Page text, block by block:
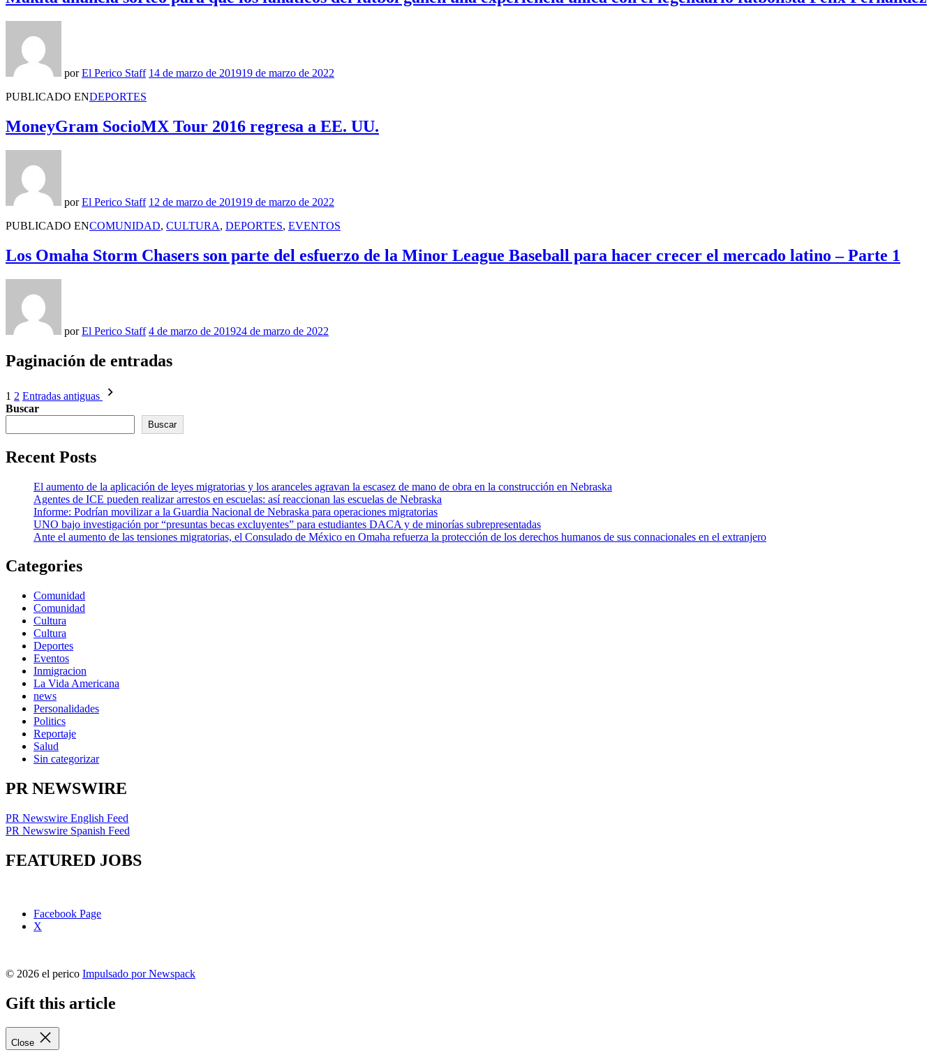
por El Perico Staff 14 de marzo de 201919 de marzo de 2022
PUBLICADO ENDEPORTES
MoneyGram SocioMX Tour 2016 regresa a EE. UU.
por El Perico Staff 12 de marzo de 201919 de marzo de 2022
PUBLICADO ENCOMUNIDAD, CULTURA, DEPORTES, EVENTOS
Los Omaha Storm Chasers son parte del esfuerzo de la Minor League Baseball para hacer crecer el mercado latino – Parte 1
por El Perico Staff 4 de marzo de 201924 de marzo de 2022
Paginación de entradas
1 2 Entradas antiguas
Buscar
Buscar
Recent Posts
El aumento de la aplicación de leyes migratorias y los aranceles agravan la escasez de mano de obra en la construcción en Nebraska
Agentes de ICE pueden realizar arrestos en escuelas: así reaccionan las escuelas de Nebraska
Informe: Podrían movilizar a la Guardia Nacional de Nebraska para operaciones migratorias
UNO bajo investigación por “presuntas becas excluyentes” para estudiantes DACA y de minorías subrepresentadas
Ante el aumento de las tensiones migratorias, el Consulado de México en Omaha refuerza la protección de los derechos humanos de sus connacionales en el extranjero
Categories
Comunidad
Comunidad
Cultura
Cultura
Deportes
Eventos
Inmigracion
La Vida Americana
news
Personalidades
Politics
Reportaje
Salud
Sin categorizar
PR NEWSWIRE
PR Newswire English Feed
PR Newswire Spanish Feed
FEATURED JOBS
Facebook Page
X
© 2026 el perico Impulsado por Newspack
Gift this article
Close